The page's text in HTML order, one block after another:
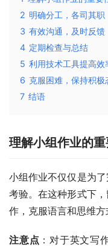
2 明确分工，各司其职
3 有效沟通，及时反馈
4 定期检查与总结
5 利用技术工具提高效
6 克服困难，保持积极
7 结语
理解小组作业的
小组作业不仅仅是为
考验。在这种形式下
作，克服语言和思维方
注意点 ：对于英文写